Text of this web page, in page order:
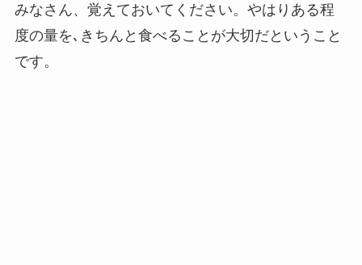
みなさん、覚えておいてください。やはりある程
度の量を､きちんと食べることが大切だということ
です。